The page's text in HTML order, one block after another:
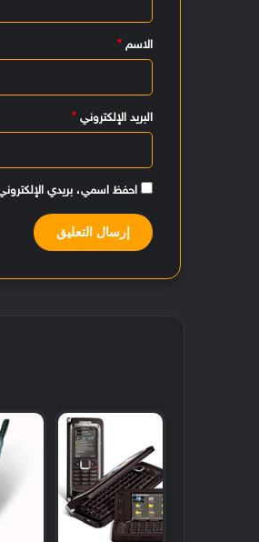
الاسم*
البريد الإلكتروني*
احفظ اسمي، بريدي